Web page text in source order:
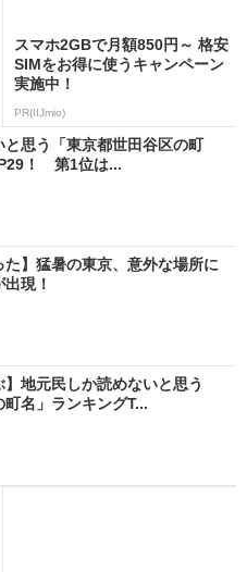
スマホ2GBで月額850円～ 格安
SIMをお得に使うキャンペーン
実施中！
PR(IIJmio)
思う「東京都世田谷区の町
！ 第1位は...
た】猛暑の東京、意外な場所に
現！
】地元民しか読めないと思う
町名」ランキングT...